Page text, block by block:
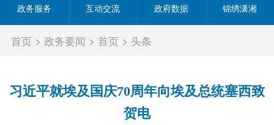
政务服务 互动交流 政府数据 锦绣潇湘
首页 >政务要闻 >首页 > 头条
习近平就埃及国庆70周年向埃及总统塞西致
贺电